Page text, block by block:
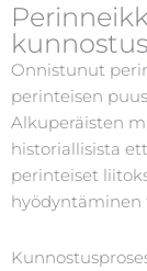
Onnistunut
perinteisen
Alkuperäisten
historiallisista
perinteiset
hyödyntäminen